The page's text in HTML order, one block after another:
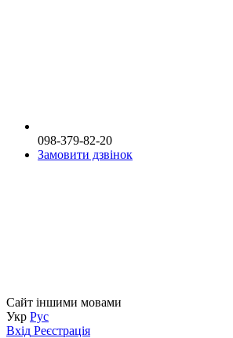
098-379-82-20
Замовити дзвінок
Сайт іншими мовами
Укр Рус
Вхід Реєстрація